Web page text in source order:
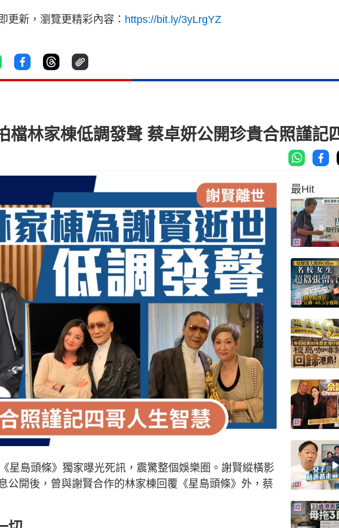
更新，瀏覽更精彩內容： https://bit.ly/3yLrgYZ
檔林家棟低調發聲 蔡卓妍公開珍貴合照謹記
星島頭條》獨家曝光死訊，震驚整個娛樂圈。謝賢縱橫影
公開後，曾與謝賢合作的林家棟回覆《星島頭條》外，蔡
最Hit